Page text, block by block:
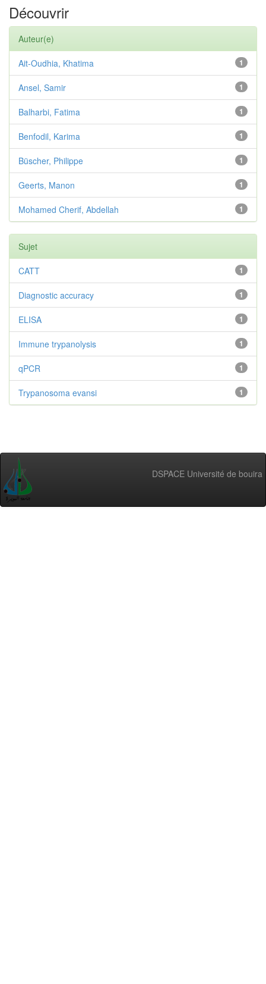
Découvrir
Auteur(e)
1
Ait-Oudhia, Khatima
1
Ansel, Samir
1
Balharbi, Fatima
1
Benfodil, Karima
1
Büscher, Philippe
1
Geerts, Manon
1
Mohamed Cherif, Abdellah
Sujet
1
CATT
1
Diagnostic accuracy
1
ELISA
1
Immune trypanolysis
1
qPCR
1
Trypanosoma evansi
DSPACE Université de bouira